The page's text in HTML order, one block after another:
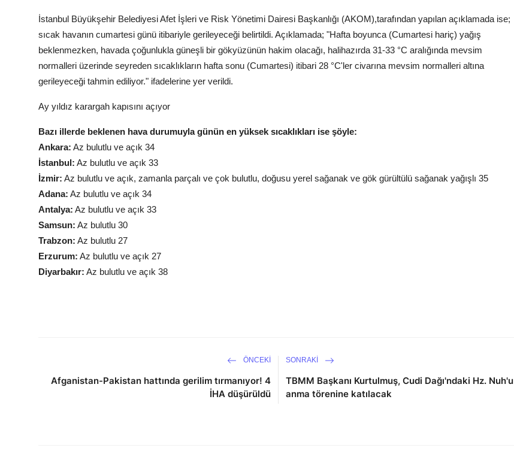
İstanbul Büyükşehir Belediyesi Afet İşleri ve Risk Yönetimi Dairesi Başkanlığı (AKOM),tarafından yapılan açıklamada ise;
sıcak havanın cumartesi günü itibariyle gerileyeceği belirtildi. Açıklamada; "Hafta boyunca (Cumartesi hariç) yağış
beklenmezken, havada çoğunlukla güneşli bir gökyüzünün hakim olacağı, halihazırda 31-33 °C aralığında mevsim
normalleri üzerinde seyreden sıcaklıkların hafta sonu (Cumartesi) itibari 28 °C'ler civarına mevsim normalleri altına
gerileyeceği tahmin ediliyor." ifadelerine yer verildi.
Ay yıldız karargah kapısını açıyor
Bazı illerde beklenen hava durumuyla günün en yüksek sıcaklıkları ise şöyle:
Ankara: Az bulutlu ve açık 34
İstanbul: Az bulutlu ve açık 33
İzmir: Az bulutlu ve açık, zamanla parçalı ve çok bulutlu, doğusu yerel sağanak ve gök gürültülü sağanak yağışlı 35
Adana: Az bulutlu ve açık 34
Antalya: Az bulutlu ve açık 33
Samsun: Az bulutlu 30
Trabzon: Az bulutlu 27
Erzurum: Az bulutlu ve açık 27
Diyarbakır: Az bulutlu ve açık 38
ÖNCEKI
Afganistan-Pakistan hattında gerilim tırmanıyor! 4
İHA düşürüldü
SONRAKI
TBMM Başkanı Kurtulmuş, Cudi Dağı'ndaki Hz. Nuh'u
anma törenine katılacak